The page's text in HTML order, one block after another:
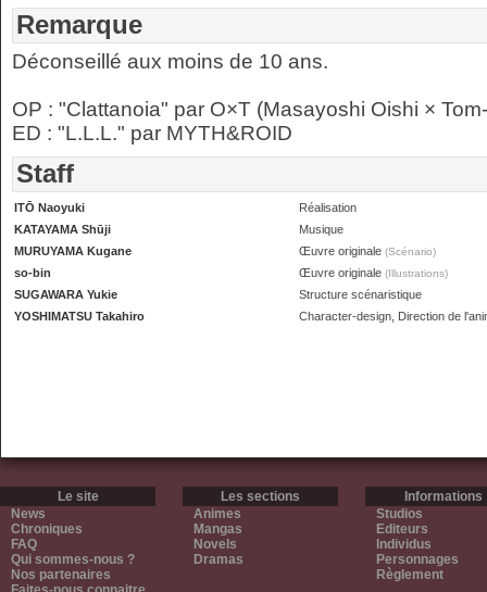
Remarque
Déconseillé aux moins de 10 ans.
OP : "Clattanoia" par O×T (Masayoshi Oishi ×
ED : "L.L.L." par MYTH&ROID
Staff
ITŌ Naoyuki
Réalisation
KATAYAMA Shūji
Musique
MURUYAMA Kugane
Œuvre originale (Scénario)
so-bin Œuvre originale (Illustrations)
SUGAWARA Yukie
Structure scénaristique
YOSHIMATSU Takahiro
Character-design, Direction de
Le site
News
Chroniques
FAQ
Qui sommes-nous ?
Nos partenaires
Les sections
Animes
Mangas
Novels
Dramas
Informations
Studios
Editeurs
Individus
Personnages
Règlement